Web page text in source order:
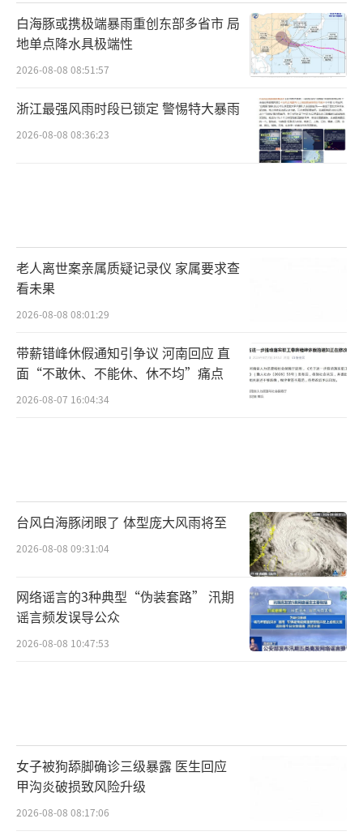
白海豚或携极端暴雨重创东部多省市 局
地单点降水具极端性
2026-08-08 08:51:57
浙江最强风雨时段已锁定 警惕特大暴雨
2026-08-08 08:36:23
老人离世案亲属质疑记录仪 家属要求查
看未果
2026-08-08 08:01:29
带薪错峰休假通知引争议 河南回应 直
面“不敢休、不能休、休不均”痛点
2026-08-07 16:04:34
台风白海豚闭眼了 体型庞大风雨将至
2026-08-08 09:31:04
网络谣言的3种典型“伪装套路” 汛期
谣言频发误导公众
2026-08-08 10:47:53
女子被狗舔脚确诊三级暴露 医生回应
甲沟炎破损致风险升级
2026-08-08 08:17:06